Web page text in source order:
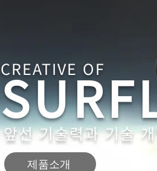
CREATIVE OF
앞선 기술력과 기술
제품소개